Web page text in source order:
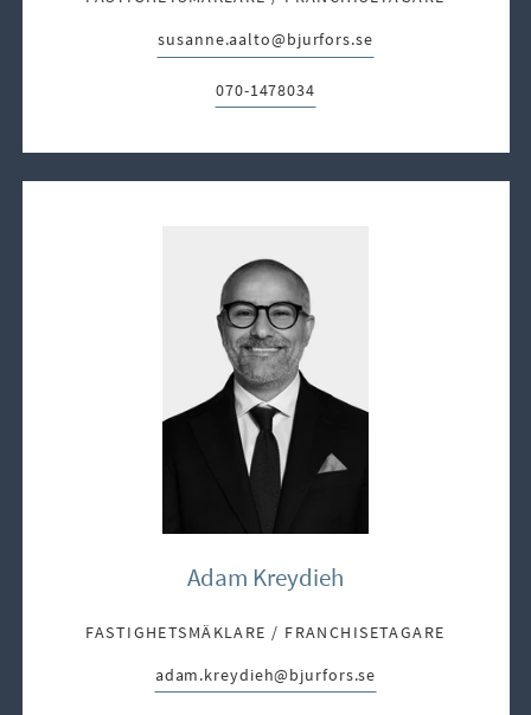
E-post:
susanne.aalto@bjurfors.se
Telefon:
070-1478034
Adam Kreydieh
FASTIGHETSMÄKLARE / FRANCHISETAGARE
E-post:
adam.kreydieh@bjurfors.se